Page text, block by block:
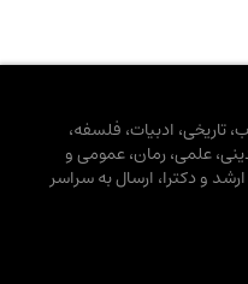
تاریخی، ادبیات، فلسفه،
علمی، رمان، عمومی و
و دکترا، ارسال به سراسر